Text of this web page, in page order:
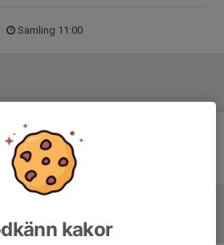
Samling 11:00
uppställning ifylld
kakor